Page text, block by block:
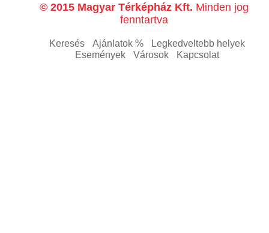
© 2015 Magyar Térképház Kft. Minden jog
fenntartva
Keresés Ajánlatok %
Legkedveltebb helyek
Események
Városok Kapcsolat